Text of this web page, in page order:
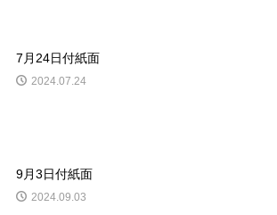
7月24日付紙面
2024.07.24
9月3日付紙面
2024.09.03